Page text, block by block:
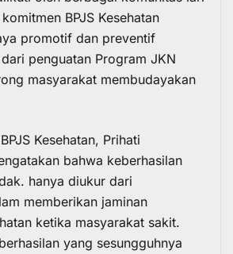
BPJS Kesehatan
promotif dan preventif
penguatan Program JKN
masyarakat membudayakan
Kesehatan, Prihati
bahwa keberhasilan
hanya diukur dari
memberikan jaminan
ketika masyarakat sakit.
yang sesungguhnya